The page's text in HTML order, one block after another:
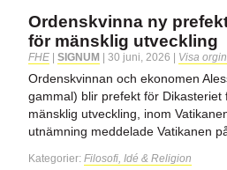
Ordenskvinna ny
för mänsklig utveckling
FHE | SIGNUM | 30 juni, 2026 | Visa
Ordenskvinnan och ekonomen
gammal) blir prefekt för Dikasteriet
mänsklig utveckling, inom
utnämning meddelade Vatikanen
Kategorier: Filosofi, Idé & Religion